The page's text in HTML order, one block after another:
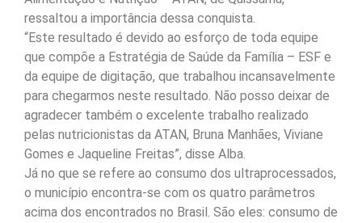
ressaltou a importância dessa conquista.
“Este resultado é devido ao esforço de toda equipe
que compõe a Estratégia de Saúde da Família – ESF e
da equipe de digitação, que trabalhou incansavelmente
para chegarmos neste resultado. Não posso deixar de
agradecer também o excelente trabalho realizado
pelas nutricionistas da ATAN, Bruna Manhães, Viviane
Gomes e Jaqueline Freitas”, disse Alba.
Já no que se refere ao consumo dos ultraprocessados,
o município encontra-se com os quatro parâmetros
acima dos encontrados no Brasil. São eles: consumo de